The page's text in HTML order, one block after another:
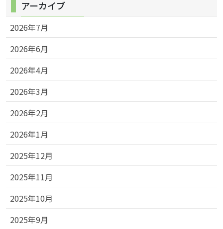
アーカイブ
2026年7月
2026年6月
2026年4月
2026年3月
2026年2月
2026年1月
2025年12月
2025年11月
2025年10月
2025年9月